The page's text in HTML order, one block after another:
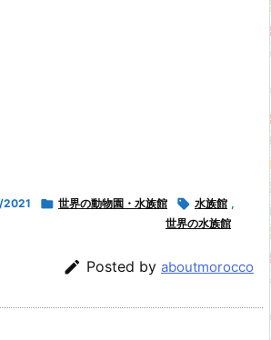
 世界の動物園・水族館  水族館 ,
世界の水族館
 Posted by aboutmorocco